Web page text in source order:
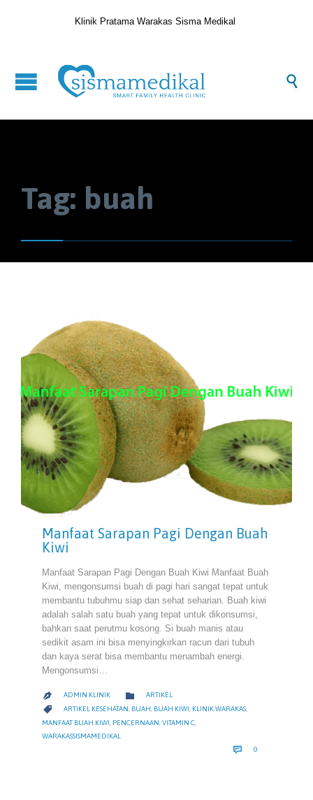
Klinik Pratama Warakas Sisma Medikal

Tag: buah
Manfaat Sarapan Pagi Dengan Buah
Kiwi
Manfaat Sarapan Pagi Dengan Buah Kiwi Manfaat Buah
Kiwi, mengonsumsi buah di pagi hari sangat tepat untuk
membantu tubuhmu siap dan sehat seharian. Buah kiwi
adalah salah satu buah yang tepat untuk dikonsumsi,
bahkan saat perutmu kosong. Si buah manis atau
sedikit asam ini bisa menyingkirkan racun dari tubuh
dan kaya serat bisa membantu menambah energi.
Mengonsumsi…
 ADMIN KLINIK  CATEGORY
ARTIKEL
 CATEGORY
ARTIKEL KESEHATAN, BUAH, BUAH KIWI , KLINIK WARAKAS,
MANFAAT BUAH KIWI PENCERNAAN VITAMIN C
WARAKASSISMAMEDIKAL
 0